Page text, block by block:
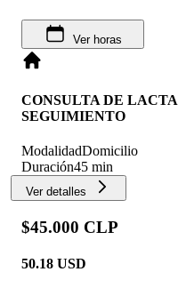
Ver horas
CONSULTA DE
SEGUIMIENTO
ModalidadDomicilio
Duración45 min
Ver detalles
$45.000 CLP
50.18 USD